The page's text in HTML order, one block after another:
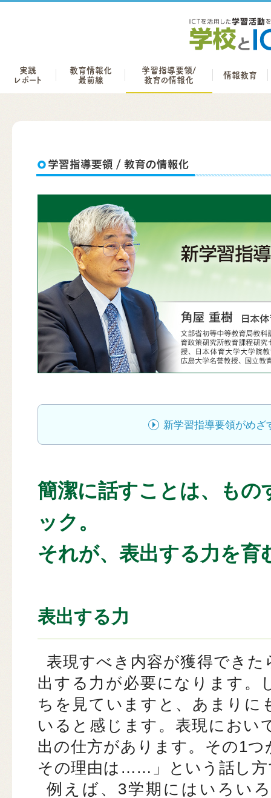
実践
レポート
教育情報化
最前線
学習指導要領/
教育の情報化
情報教育
新学習指導要領がめざ
簡潔に話すことは、もの
ック。
それが、表出する力を育
表出する力
表現すべき内容が獲得でき
出する力が必要になります。
ちを見ていますと、あまりに
いると感じます。表現におい
出の仕方があります。その1
その理由は……」という話し方
例えば、3学期にはいろい